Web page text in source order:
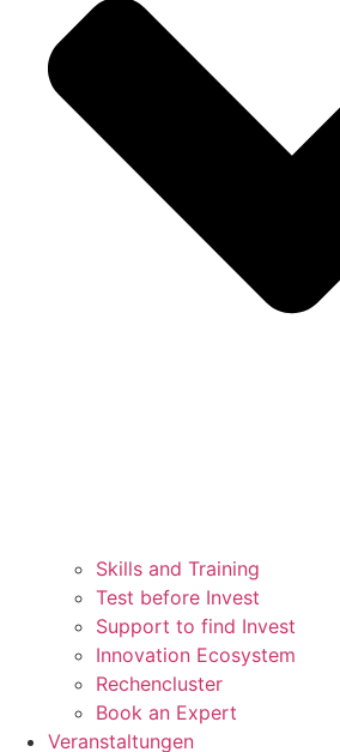
Skills and Training
Test before Invest
Support to find Invest
Innovation Ecosystem
Rechencluster​
Book an Expert
Veranstaltungen